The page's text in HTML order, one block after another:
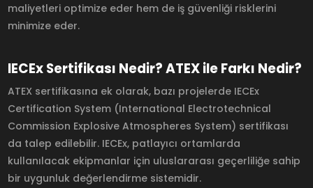
maliyetleri optimize eder hem de iş güvenliği risklerini
minimize eder.
IECEx Sertifikası Nedir? ATEX ile Farkı Nedir?
ATEX sertifikasına ek olarak, bazı projelerde IECEx
Certification System (International Electrotechnical
Commission Explosive Atmospheres System) sertifikası
da talep edilebilir. IECEx, patlayıcı ortamlarda
kullanılacak ekipmanlar için uluslararası geçerliliğe sahip
bir uygunluk değerlendirme sistemidir.